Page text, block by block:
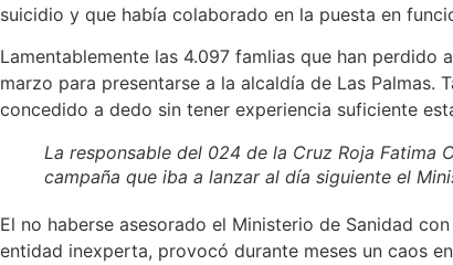
suicidio y que había colaborado en la puesta en
Lamentablemente las 4.097 famlias que han
marzo para presentarse a la alcaldía de Las
concedido a dedo sin tener experiencia suficiente
La responsable del 024 de la Cruz Roja Fatima
campaña que iba a lanzar al día siguiente el
El no haberse asesorado el Ministerio de Sanidad
entidad inexperta, provocó durante meses un caos